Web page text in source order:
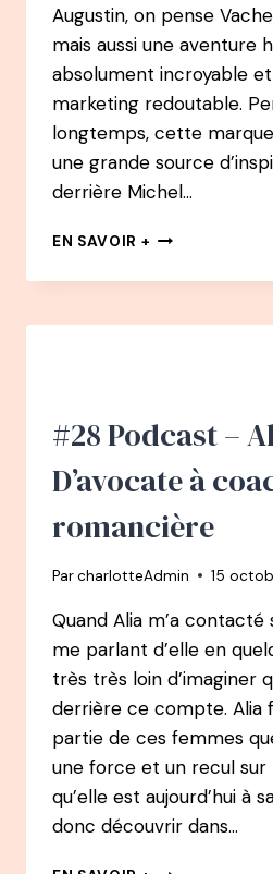
Augustin, on pense
mais aussi une aventure
absolument incroyable
marketing redoutable.
longtemps, cette
une grande source
derrière Michel…
EN SAVOIR + #29
–
PALUEL
VOIX
LA
DIFFÉRENCE
POUR
IMPACT
–
MICHEL
ET
AUGUSTIN
#28 Podcast –
D’avocate à
romancière
ParcharlotteAdmin 15
Quand Alia m’a
me parlant d’elle en
très très loin d’imaginer
derrière ce compte. Alia
partie de ces femmes
une force et un recul sur
qu’elle est aujourd’hui à
donc découvrir dans…
#28